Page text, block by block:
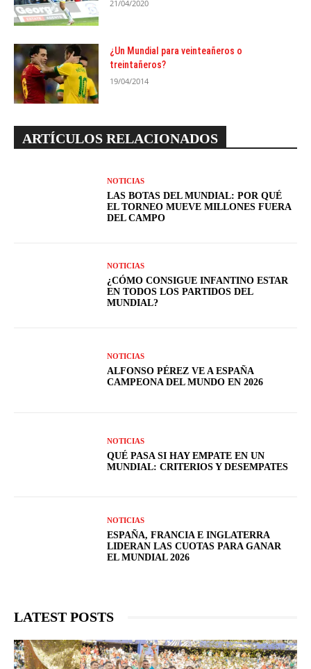
21/04/2020
¿Un Mundial para veinteañeros o
treintañeros?
19/04/2014
ARTÍCULOS RELACIONADOS
NOTICIAS
LAS BOTAS DEL MUNDIAL: POR QUÉ
EL TORNEO MUEVE MILLONES FUERA
DEL CAMPO
NOTICIAS
¿CÓMO CONSIGUE INFANTINO ESTAR
EN TODOS LOS PARTIDOS DEL
MUNDIAL?
NOTICIAS
ALFONSO PÉREZ VE A ESPAÑA
CAMPEONA DEL MUNDO EN 2026
NOTICIAS
QUÉ PASA SI HAY EMPATE EN UN
MUNDIAL: CRITERIOS Y DESEMPATES
NOTICIAS
ESPAÑA, FRANCIA E INGLATERRA
LIDERAN LAS CUOTAS PARA GANAR
EL MUNDIAL 2026
LATEST POSTS